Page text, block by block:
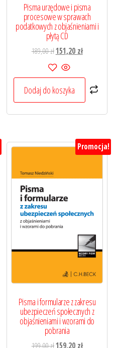
Pisma urzędowe i pisma
procesowe w sprawach
podatkowych z objaśnieniami i
płytą CD
189,00złPierwotna
cena
wynosiła:
189,00 zł.
151,20 złAktualna
151,20 zł.
Dodaj do koszyka
Promocja!
Pisma i formularze z zakresu
ubezpieczeń społecznych z
objaśnieniami i wzorami do
pobrania
199,00złPierwotna
159,20 złAktualna